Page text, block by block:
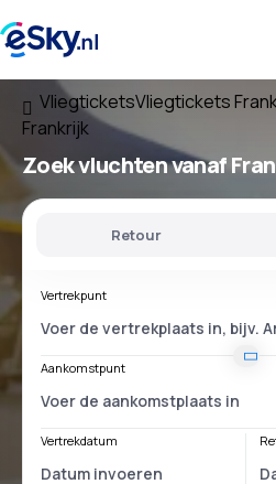
VliegticketsVliegtickets
Frankrijk
Zoek vluchtenvanaf
Retour
Vertrekpunt
Aankomstpunt
Vertrekdatum